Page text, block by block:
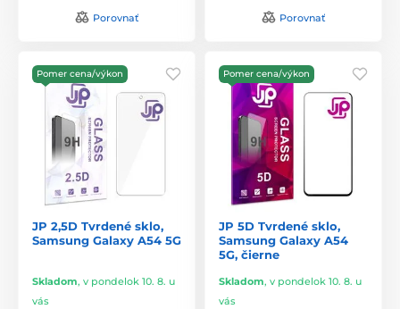
Porovnať Porovnať
Pomer cena/výkon
JP 2,5D Tvrdené sklo,
Samsung Galaxy A54 5G
Skladom, v pondelok 10. 8. u
vás
Pomer cena/výkon
JP 5D Tvrdené sklo,
Samsung Galaxy A54
5G, čierne
Skladom, v pondelok 10. 8. u
vás